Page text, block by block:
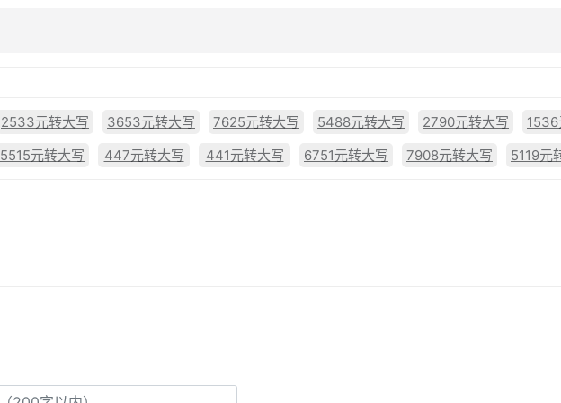
2533元转大写 3653元转大写 7625元转大写 5488元转大写 2790元转大写
1536
5515元转大写 447元转大写 441元转大写 6751元转大写 7908元转大写 5119元